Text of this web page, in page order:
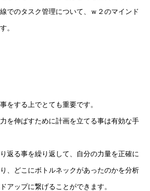
でのタスク管理について、ｗ２のマインド
。
をする上でとても重要です。
を伸ばすために計画を立てる事は有効な手
返る事を繰り返して、自分の力量を正確に
、どこにボトルネックがあったのかを分析
アップに繋げることができます。